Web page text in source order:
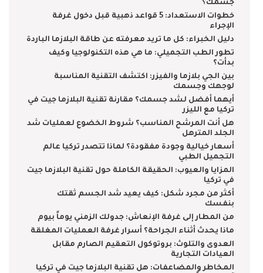
جسمك؟
​خطوات الاستعداد: 5 قواعد ذهبية قبل دخول غرفة
الإجراء
​دليل الخبراء: كل ما تريد معرفته عن طاقة البلازما الباردة
​تطور الطب التجميلي: ما هي هذه التكنولوجيا وكيف
بدأت؟
​بين الجي بلازما والفيزر: اكتشف التقنية المناسبة
لوجهك وجسمك
أيهما أفضل لشد جسمك؟ مقارنة تقنية البلازما جيت في
تركيا مع الليزر
​هل أنت المرشح المناسب؟ شروط الخضوع لعمليات شد
الجلد المترهل
​أسعار خيالية وجودة مفقودة؟ لماذا تتصدر تركيا عالم
التجميل الطبي
​المزايا والعيوب: الحقيقة الكاملة حول تقنية البلازما جيت
في تركيا
​أكثر من مجرد شكل: كيف يعيد شد الجسم ثقتك
بنفسك
​من المطار إلى غرفة الإنعاش: جدولك الزمني يوماً بيوم
​ماذا يحدث أثناء الجراحة؟ أسرار غرفة العمليات المغلقة
​العدوى والتلوث: بروتوكول التعقيم الصارم مقابل
العيادات التجارية
​المخاطر والمضاعفات: هل تقنية البلازما جيت في تركيا